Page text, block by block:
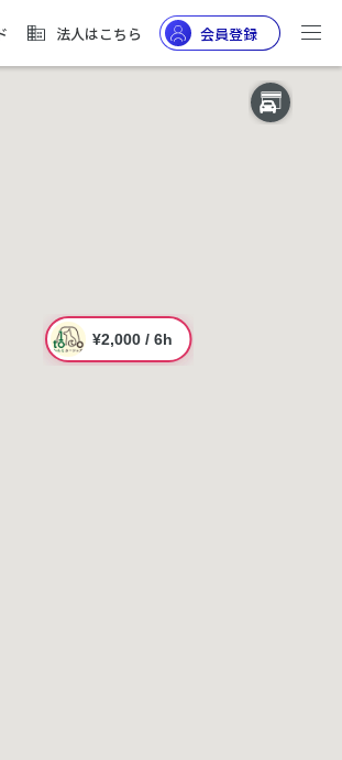
法人はこちら 会員登録